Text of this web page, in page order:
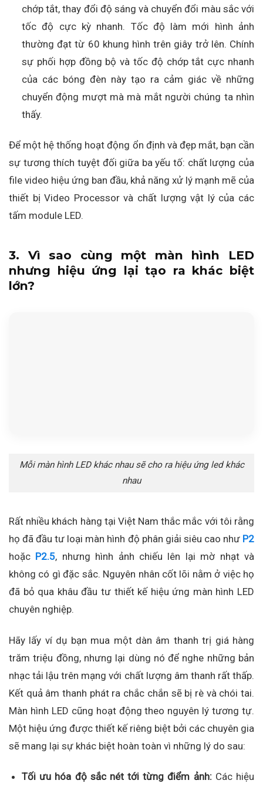
chớp tắt, thay đổi độ sáng và chuyển đổi màu sắc với
tốc độ cực kỳ nhanh. Tốc độ làm mới hình ảnh
thường đạt từ 60 khung hình trên giây trở lên. Chính
sự phối hợp đồng bộ và tốc độ chớp tắt cực nhanh
của các bóng đèn này tạo ra cảm giác về những
chuyển động mượt mà mà mắt người chúng ta nhìn
thấy.
Để một hệ thống hoạt động ổn định và đẹp mắt, bạn cần
sự tương thích tuyệt đối giữa ba yếu tố: chất lượng của
file video hiệu ứng ban đầu, khả năng xử lý mạnh mẽ của
thiết bị Video Processor và chất lượng vật lý của các
tấm module LED.
3. Vì sao cùng một màn hình LED
nhưng hiệu ứng lại tạo ra khác biệt
lớn?
Mỗi màn hình LED khác nhau sẽ cho ra hiệu ứng led khác
nhau
Rất nhiều khách hàng tại Việt Nam thắc mắc với tôi rằng
họ đã đầu tư loại màn hình độ phân giải siêu cao như P2
hoặc P2.5, nhưng hình ảnh chiếu lên lại mờ nhạt và
không có gì đặc sắc. Nguyên nhân cốt lõi nằm ở việc họ
đã bỏ qua khâu đầu tư thiết kế hiệu ứng màn hình LED
chuyên nghiệp.
Hãy lấy ví dụ bạn mua một dàn âm thanh trị giá hàng
trăm triệu đồng, nhưng lại dùng nó để nghe những bản
nhạc tải lậu trên mạng với chất lượng âm thanh rất thấp.
Kết quả âm thanh phát ra chắc chắn sẽ bị rè và chói tai.
Màn hình LED cũng hoạt động theo nguyên lý tương tự.
Một hiệu ứng được thiết kế riêng biệt bởi các chuyên gia
sẽ mang lại sự khác biệt hoàn toàn vì những lý do sau:
Tối ưu hóa độ sắc nét tới từng điểm ảnh:Các hiệu